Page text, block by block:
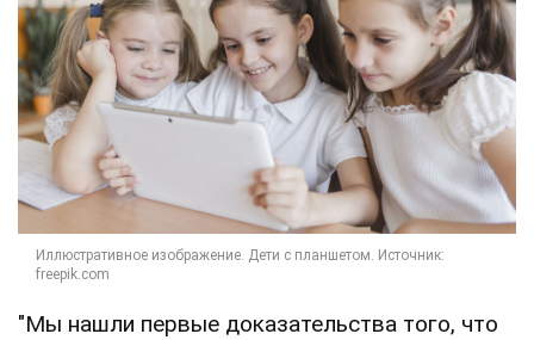
"Мы нашли первые доказательства того, что